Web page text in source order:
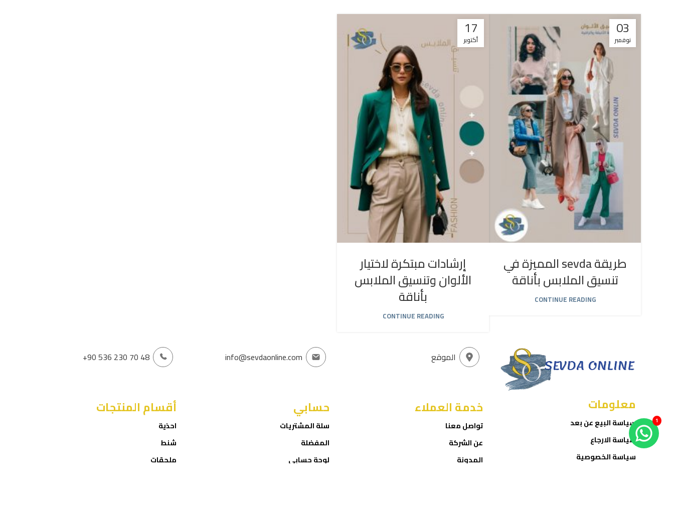
03
نوفمبر
طريقة sevda المميزة في
تنسيق الملابس بأناقة
CONTINUE READING
17
أكتوبر
إرشادات مبتكرة لاختيار
الألوان وتنسيق الملابس
بأناقة
CONTINUE READING
+90 536 230 70 48
أقسام المنتجات
احذية
شنط
ملحقات
info@sevdaonline.com
حسابي
سلة المشتريات
المفضلة
لوحة حسابي
الموقع
خدمة العملاء
تواصل معنا
عن الشركة
المدونة
معلومات
سياسة البيع عن بعد
سياسة الارجاع
سياسة الخصوصية
1